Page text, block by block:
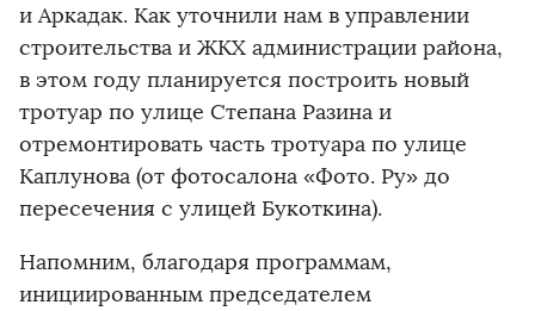
и Аркадак. Как уточнили нам в управлении
строительства и ЖКХ администрации района,
в этом году планируется построить новый
тротуар по улице Степана Разина и
отремонтировать часть тротуара по улице
Каплунова (от фотосалона «Фото. Ру» до
пересечения с улицей Букоткина).
Напомним, благодаря программам,
инициированным председателем